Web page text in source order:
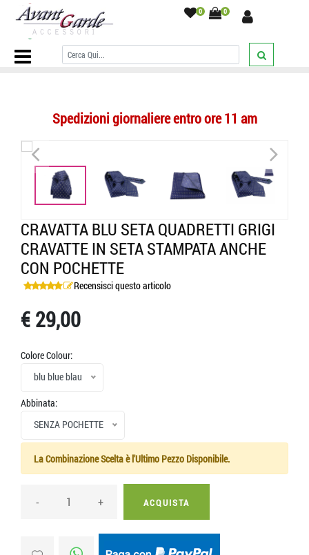
0 0
Home Page/CRAVATTE/Microdisegni/Cravatta blu seta quadretti
grigi cravatte in seta stampata made in italy
Spedizioni giornaliere entro ore 11 am
< >
CRAVATTA BLU SETA QUADRETTI GRIGI
CRAVATTE IN SETA STAMPATA ANCHE
CON POCHETTE
Recensisci questo articolo
€ 29,00
Colore Colour:
blu blue blau
Abbinata:
SENZA POCHETTE
La Combinazione Scelta è l'Ultimo Pezzo Disponibile.
- + ACQUISTA